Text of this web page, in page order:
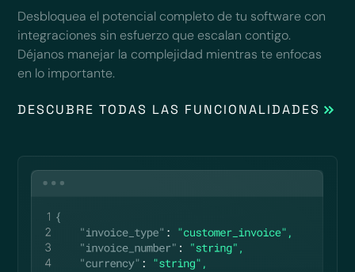
Desbloquea el potencial completo de tu software con
integraciones sin esfuerzo que escalan contigo.
Déjanos manejar la complejidad mientras te enfocas
en lo importante.
DESCUBRE TODAS LAS FUNCIONALIDADES